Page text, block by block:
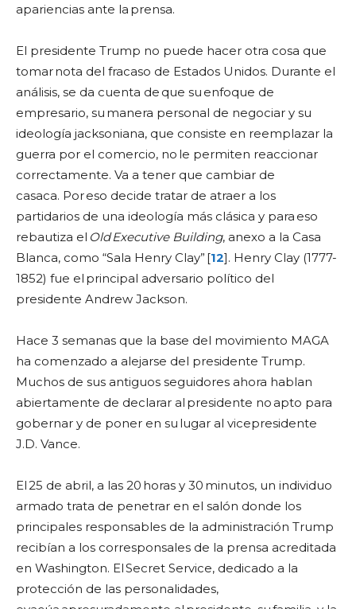
apariencias ante la prensa.
El presidente Trump no puede hacer otra cosa que
tomar nota del fracaso de Estados Unidos. Durante el
análisis, se da cuenta de que su enfoque de
empresario, su manera personal de negociar y su
ideología jacksoniana, que consiste en reemplazar la
guerra por el comercio, no le permiten reaccionar
correctamente. Va a tener que cambiar de
casaca. Por eso decide tratar de atraer a los
partidarios de una ideología más clásica y para eso
rebautiza el Old Executive Building, anexo a la Casa
Blanca, como “Sala Henry Clay” [12]. Henry Clay (1777-
1852) fue el principal adversario político del
presidente Andrew Jackson.
Hace 3 semanas que la base del movimiento MAGA
ha comenzado a alejarse del presidente Trump.
Muchos de sus antiguos seguidores ahora hablan
abiertamente de declarar al presidente no apto para
gobernar y de poner en su lugar al vicepresidente
J.D. Vance.
El 25 de abril, a las 20 horas y 30 minutos, un individuo
armado trata de penetrar en el salón donde los
principales responsables de la administración Trump
recibían a los corresponsales de la prensa acreditada
en Washington. El Secret Service, dedicado a la
protección de las personalidades,